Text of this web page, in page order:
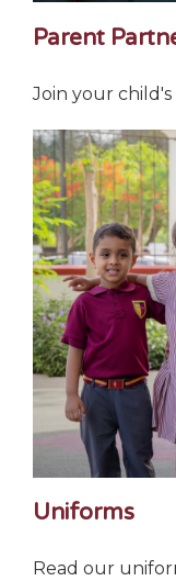
Parent
Join your
Uniforms
Read our